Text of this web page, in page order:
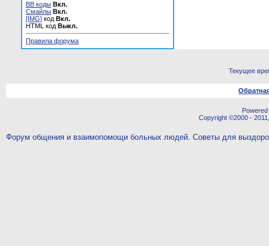
BB коды Вкл.
Смайлы Вкл.
[IMG] код Вкл.
HTML код Выкл.
Правила форума
Текущее
Copyright ©2000 -
Форум общения и взаимопомощи больных людей. Советы для